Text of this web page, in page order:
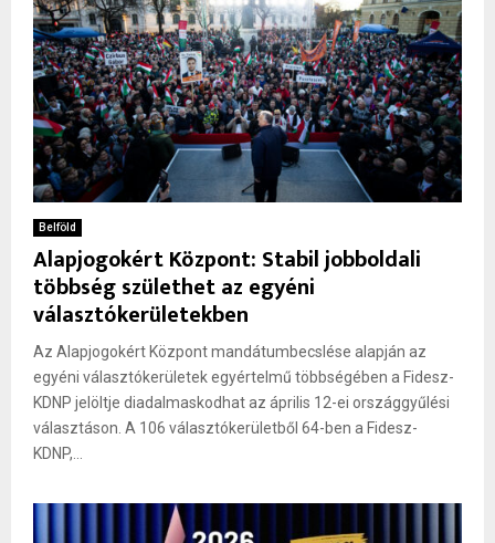
Belföld
Alapjogokért Központ: Stabil jobboldali
többség születhet az egyéni
választókerületekben
Az Alapjogokért Központ mandátumbecslése alapján az
egyéni választókerületek egyértelmű többségében a Fidesz-
KDNP jelöltje diadalmaskodhat az április 12-ei országgyűlési
választáson. A 106 választókerületből 64-ben a Fidesz-
KDNP,...